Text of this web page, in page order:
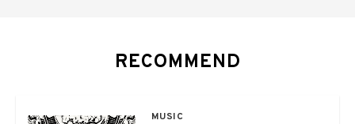
RECOMMEND
MUSIC